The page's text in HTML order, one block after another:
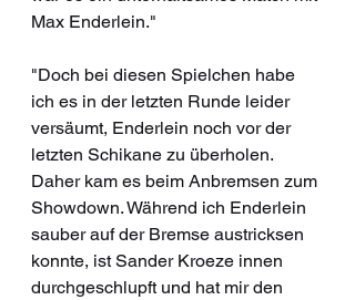
Max Enderlein."
"Doch bei diesen Spielchen habe
ich es in der letzten Runde leider
versäumt, Enderlein noch vor der
letzten Schikane zu überholen.
Daher kam es beim Anbremsen zum
Showdown. Während ich Enderlein
sauber auf der Bremse austricksen
konnte, ist Sander Kroeze innen
durchgeschlupft und hat mir den